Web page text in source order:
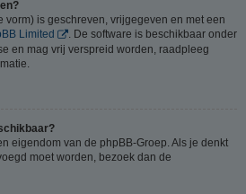
vorm) is geschreven, vrijgegeven en met een
Limited
. De software is beschikbaar onder
en mag vrij verspreid worden, raadpleeg
eigendom van de phpBB-Groep. Als je denkt
moet worden, bezoek dan de